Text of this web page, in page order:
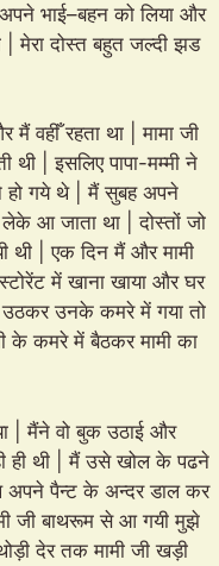
भाई–बहन को लिया और
मेरा दोस्त बहुत जल्दी झड
मैं वहीँ रहता था | मामा जी
| इसलिए पापा-मम्मी ने
हो गये थे | मैं सुबह अपने
आ जाता था | दोस्तों जो
थी | एक दिन मैं और मामी
में खाना खाया और घर
उनके कमरे में गया तो
के कमरे में बैठकर मामी का
| मैंने वो बुक उठाई और
ही थी | मैं उसे खोल के पढने
अपने पैन्ट के अन्दर डाल कर
जी बाथरूम से आ गयी मुझे
देर तक मामी जी खड़ी